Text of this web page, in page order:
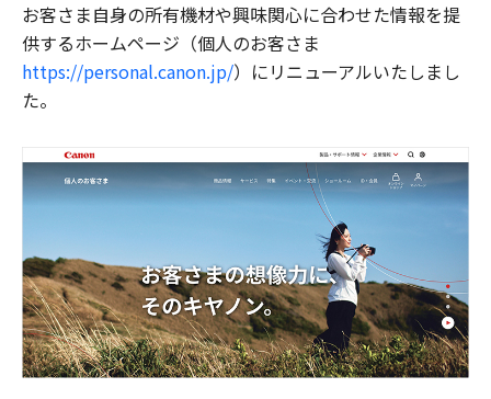
お客さま自身の所有機材や興味関心に合わせた情報を提
供するホームページ（個人のお客さま
https://personal.canon.jp/）にリニューアルいたしまし
た。